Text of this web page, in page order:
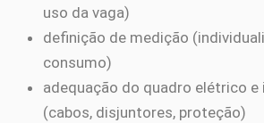
uso da vaga)
definição de medição
consumo)
adequação do quadro elétrico
(cabos, disjuntores, proteção)